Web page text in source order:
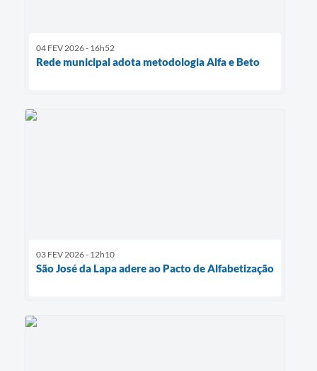
04 FEV 2026 - 16h52
Rede municipal adota metodologia Alfa e Beto
03 FEV 2026 - 12h10
São José da Lapa adere ao Pacto de Alfabetização